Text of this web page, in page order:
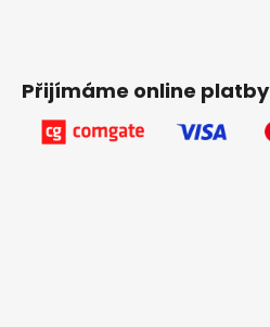
Přijímáme online platby